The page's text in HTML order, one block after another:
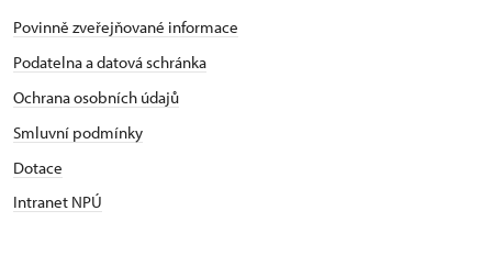
Povinně zveřejňované informace
Podatelna a datová schránka
Ochrana osobních údajů
Smluvní podmínky
Dotace
Intranet NPÚ